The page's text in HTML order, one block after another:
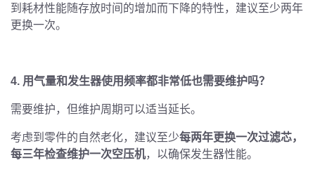
到耗材性能随存放时间的增加而下降的特性，建议至少两年
更换一次。
4. 用气量和发生器使用频率都非常低也需要维护吗？
需要维护，但维护周期可以适当延长。
考虑到零件的自然老化，建议至少每两年更换一次过滤芯，
每三年检查维护一次空压机，以确保发生器性能。